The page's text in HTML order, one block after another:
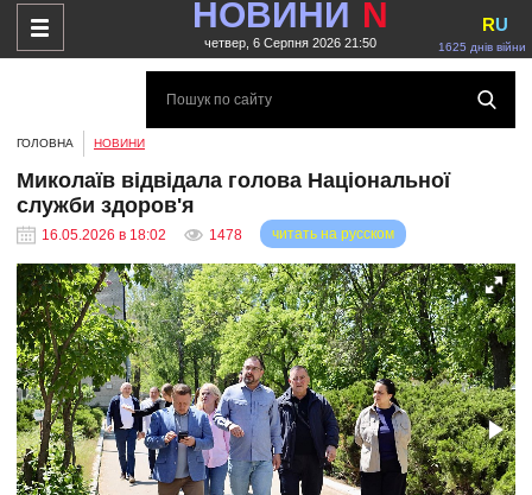
НОВИНИ N
четвер, 6 Серпня 2026 21:50 1625 днів війни
RU
ГОЛОВНА НОВИНИ
Миколаїв відвідала голова Національної
служби здоров'я
16.05.2026 в 18:02 1478 читать на русском